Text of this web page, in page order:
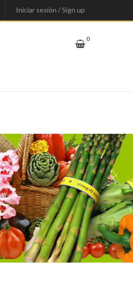
Iniciar sesión /Sign up
0